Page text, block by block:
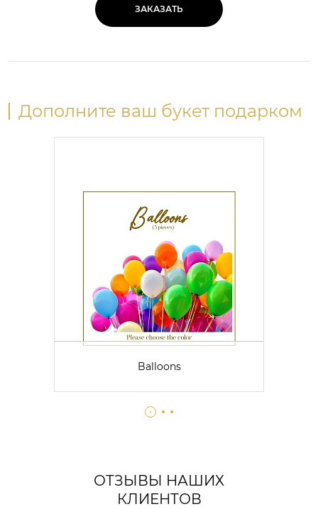
ЗАКАЗАТЬ
Дополните ваш букет подарком
Balloons
ОТЗЫВЫ НАШИХ
КЛИЕНТОВ